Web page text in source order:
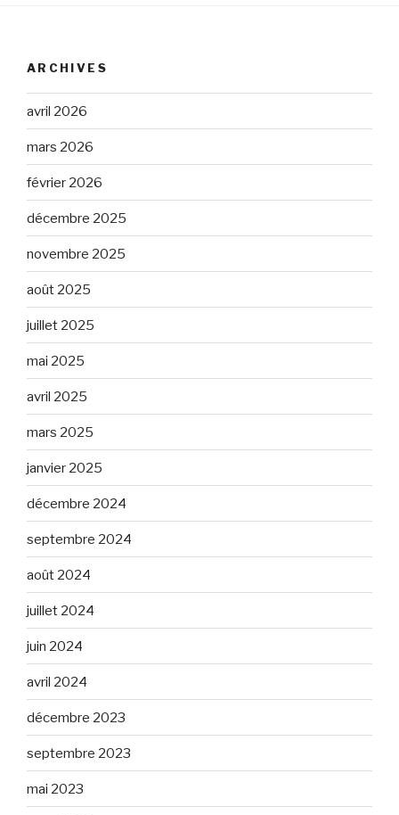
ARCHIVES
avril 2026
mars 2026
février 2026
décembre 2025
novembre 2025
août 2025
juillet 2025
mai 2025
avril 2025
mars 2025
janvier 2025
décembre 2024
septembre 2024
août 2024
juillet 2024
juin 2024
avril 2024
décembre 2023
septembre 2023
mai 2023